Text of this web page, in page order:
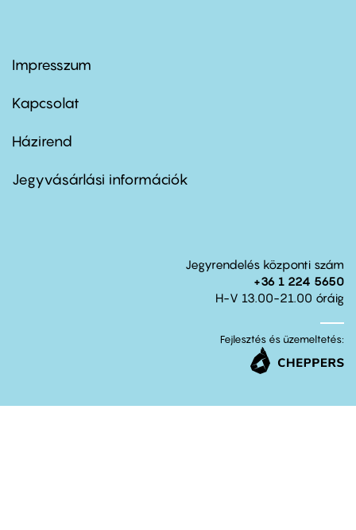
Footer
first
Impresszum
Kapcsolat
Footer
second
Házirend
Jegyvásárlási információk
Jegyrendelés központi szám
+36 1 224 5650
H-V 13.00-21.00 óráig
Fejlesztés és üzemeltetés: